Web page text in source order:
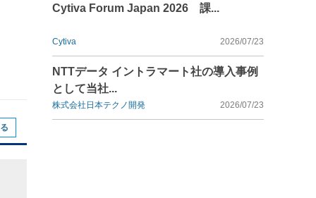
Cytiva Forum Japan 2026 課...
Cytiva 2026/07/23
NTTデータ イントラマート社の導入事例
として当社...
株式会社日本テクノ開発 2026/07/23